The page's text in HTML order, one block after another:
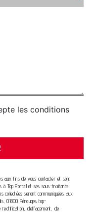
les conditions
aux fins de vous contacter et sont
à Top Portail et ses sous-traitants
seront communiquées aux
01800 Pérouges top-
d’effacement, de